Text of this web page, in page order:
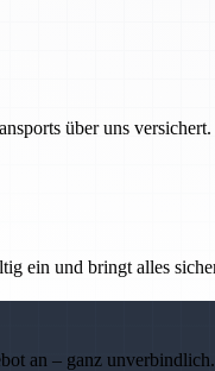
über uns versichert.
ein und bringt alles
an – ganz unverbindlich.